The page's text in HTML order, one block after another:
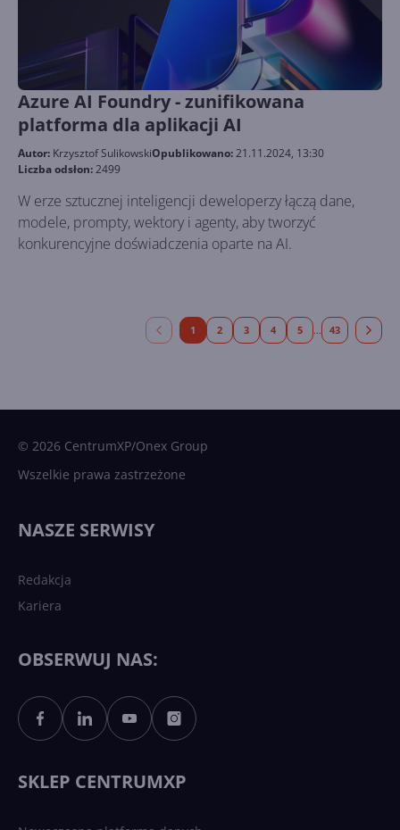
Azure AI Foundry - zunifikowana
platforma dla aplikacji AI
Autor: Krzysztof SulikowskiOpublikowano:21.11.2024, 13:30
Liczba odsłon:2499
W erze sztucznej inteligencji deweloperzy łączą dane,
modele, prompty, wektory i agenty, aby tworzyć
konkurencyjne doświadczenia oparte na AI.
1 2 3 4 5 ... 43
© 2026 CentrumXP/Onex Group
Wszelkie prawa zastrzeżone
NASZE SERWISY
Redakcja
Kariera
OBSERWUJ NAS:
SKLEP CENTRUMXP